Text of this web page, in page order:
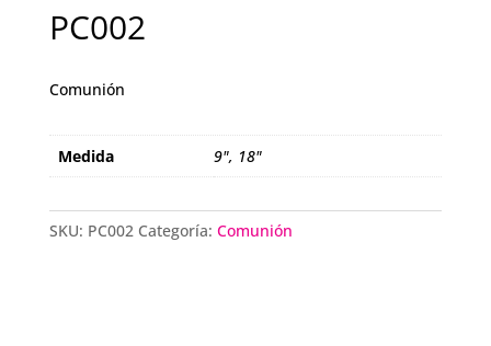
PC002
Comunión
Medida 9", 18"
SKU: PC002 Categoría: Comunión